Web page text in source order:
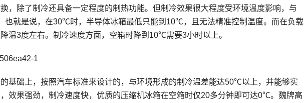
，除了制冷还具备一定程度的制热功能。但制冷效果很大程度受环境温度影响，与
也就是说，在30℃时，半导体冰箱最低只能到10℃，且无法精准控制温度。而在负载
温3度左右。制冷速度方面，空箱时降到10℃需要3小时以上。
基础上，按照汽车标准来设计的，与环境形成的制冷温差能达50℃以上，并能够实
效果强劲，制冷速度快，优质的压缩机冰箱在空箱时仅20多分钟即可达0℃。魏牌高